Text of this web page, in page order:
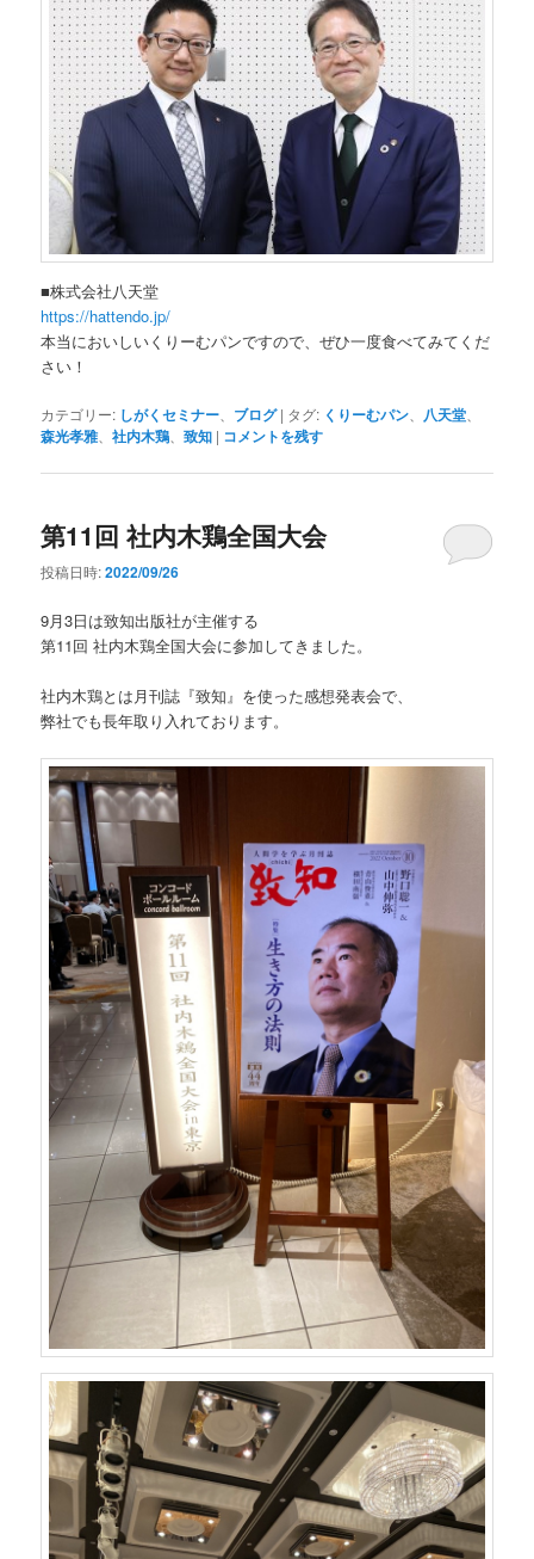
■株式会社八天堂
https://hattendo.jp/
本当においしいくりーむパンですので、ぜひ一度食べてみてくだ
さい！
カテゴリー: しがくセミナー、 ブログ | タグ: くりーむパン、 八天堂、
森光孝雅、社内木鶏、致知 | コメントを残す
第11回 社内木鶏全国大会
投稿日時:2022/09/26
9月3日は致知出版社が主催する
第11回 社内木鶏全国大会に参加してきました。
社内木鶏とは月刊誌『致知』を使った感想発表会で、
弊社でも長年取り入れております。